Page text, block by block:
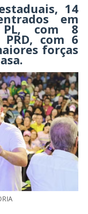
14
em
com 8
com 6
forças